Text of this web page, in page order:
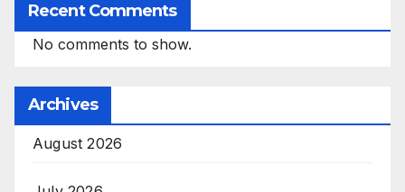
Recent Comments
No comments to show.
Archives
August 2026